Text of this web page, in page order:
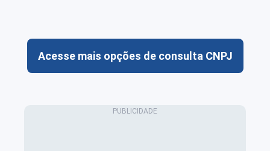
Acesse mais opções de consulta CNPJ